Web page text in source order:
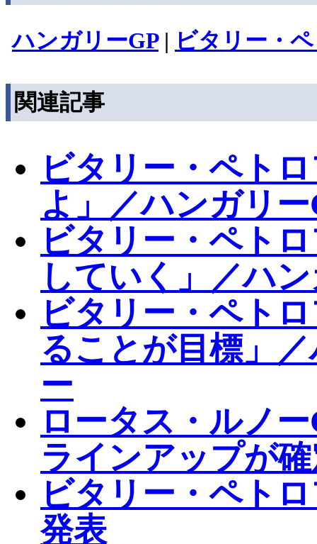
ハンガリーGP| ビタリー・
関連記事
ビタリー・ペト
よ」／ハンガリ
ビタリー・ペト
していく」／ハ
ビタリー・ペト
ることが目標」
ー
ロータス・ルノ
ラインアップが
ビタリー・ペト
発表